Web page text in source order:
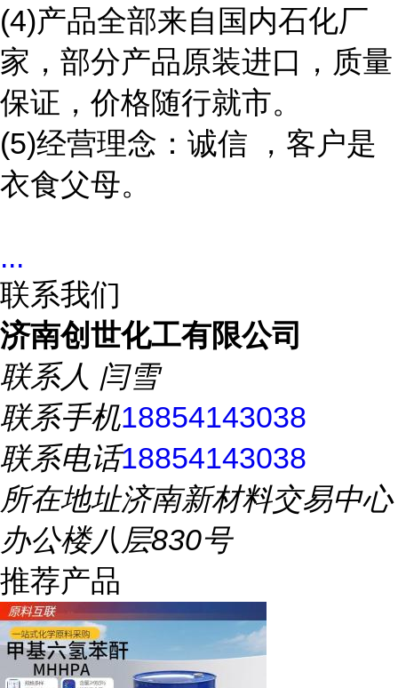
(4)产品全部来自国内石化厂
家，部分产品原装进口，质量
保证，价格随行就市。
(5)经营理念：诚信 ，客户是
衣食父母。
...
联系我们
济南创世化工有限公司
联系人 闫雪
联系手机18854143038
联系电话18854143038
所在地址济南新材料交易中心
办公楼八层830号
推荐产品